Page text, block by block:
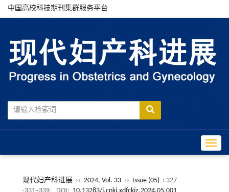
中国高校科技期刊集群服务平台
现代妇产科进展 ›› 2024, Vol. 33 ›› Issue (05) : 327